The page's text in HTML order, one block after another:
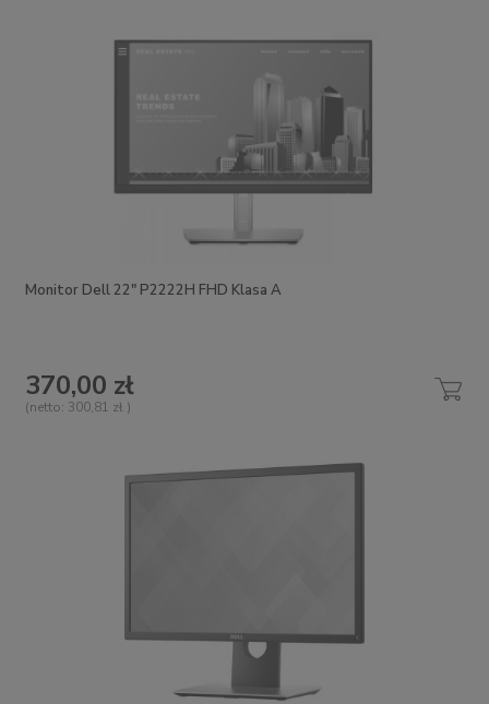
Monitor Dell 22" P2222H FHD Klasa A
370,00 zł
(netto: 300,81 zł )